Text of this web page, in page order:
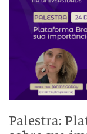
Palestra: